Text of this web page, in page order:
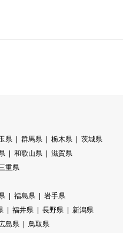
県 群馬県 栃木県
茨城県
和歌山県
滋賀県
重県
福島県
岩手県
福井県 長野県
新潟県
島県
鳥取県